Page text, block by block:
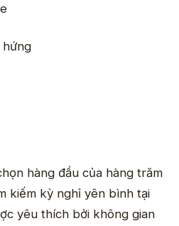
hứng
hàng đầu của hàng trăm
kiếm kỳ nghỉ yên bình tại
yêu thích bởi không gian